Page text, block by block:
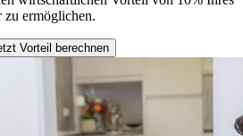
zu ermöglichen.
Vorteil berechnen